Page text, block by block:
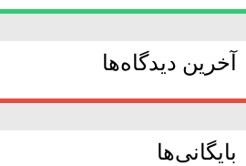
آخرین دیدگاه‌ها
بایگانی‌ها